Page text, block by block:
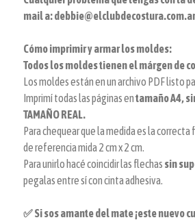
mail a: debbie@elclubdecostura.com.ar
Cómo imprimir y armar los moldes:
Todos los moldes tienen el márgen de
Los moldes están en un archivo PDF listo
Imprimí todas las páginas entamaño A4,
TAMAÑO REAL.
Para chequear que la medida es la
de referencia mida 2 cm x 2 cm.
Para unirlo hacé coincidir las flechas sin
pegalas entre sí con cinta adhesiva.
✅ Si sos amante del mate ¡este nuevo